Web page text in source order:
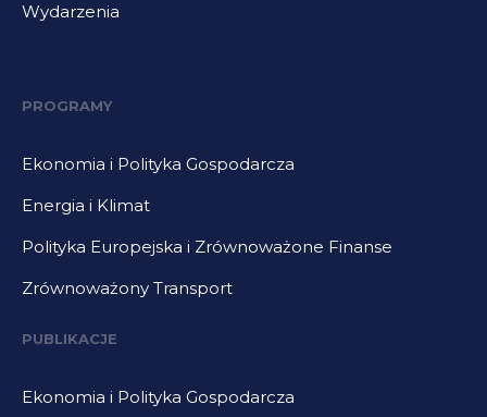
Wydarzenia
PROGRAMY
Ekonomia i Polityka Gospodarcza
Energia i Klimat
Polityka Europejska i Zrównoważone Finanse
Zrównoważony Transport
PUBLIKACJE
Ekonomia i Polityka Gospodarcza